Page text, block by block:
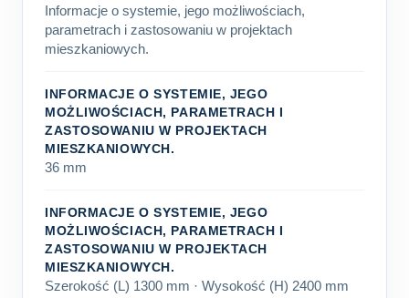
Informacje o systemie, jego możliwościach,
parametrach i zastosowaniu w projektach
mieszkaniowych.
INFORMACJE O SYSTEMIE, JEGO
MOŻLIWOŚCIACH, PARAMETRACH I
ZASTOSOWANIU W PROJEKTACH
MIESZKANIOWYCH.
36 mm
INFORMACJE O SYSTEMIE, JEGO
MOŻLIWOŚCIACH, PARAMETRACH I
ZASTOSOWANIU W PROJEKTACH
MIESZKANIOWYCH.
Szerokość (L) 1300 mm · Wysokość (H) 2400 mm